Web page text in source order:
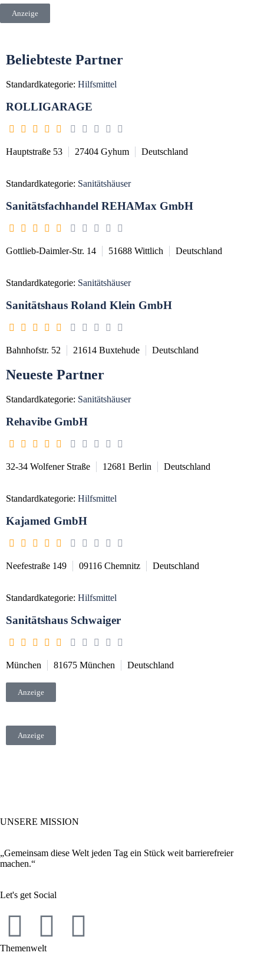
Anzeige
Beliebteste Partner
Standardkategorie: Hilfsmittel
ROLLIGARAGE
Hauptstraße 53 27404 Gyhum Deutschland
Standardkategorie: Sanitätshäuser
Sanitätsfachhandel REHAMax GmbH
Gottlieb-Daimler-Str. 14 51688 Wittlich Deutschland
Standardkategorie: Sanitätshäuser
Sanitätshaus Roland Klein GmbH
Bahnhofstr. 52 21614 Buxtehude Deutschland
Neueste Partner
Standardkategorie: Sanitätshäuser
Rehavibe GmbH
32-34 Wolfener Straße 12681 Berlin Deutschland
Standardkategorie: Hilfsmittel
Kajamed GmbH
Neefestraße 149 09116 Chemnitz Deutschland
Standardkategorie: Hilfsmittel
Sanitätshaus Schwaiger
München 81675 München Deutschland
Anzeige
Anzeige
UNSERE MISSION
„Gemeinsam diese Welt jeden Tag ein Stück weit barrierefreier
machen.“
Let's get Social
Themenwelt